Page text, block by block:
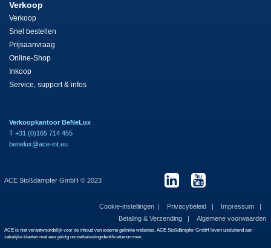
Verkoop
Verkoop
Snel bestellen
Prijsaanvraag
Online-Shop
Inkoop
Service, support & infos
Verkoopkantoor BeNeLux
T +31 (0)165 714 455
benelux@ace-int.eu
ACE Stoßdämpfer GmbH © 2023
Cookie-instellingen Privacybeleid
Impressum
Betaling & Verzending
Algemene voorwaarden
ACE is niet verantwoordelijk voor de inhoud van externe gelinkte websites. ACE Stoßdämpfer GmbH levert uitsluitend aan
zakelijke klanten met een geldig omzetbelastingidentificatienummer.